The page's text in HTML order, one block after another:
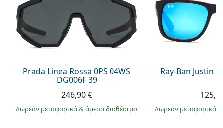
Prada Linea Rossa 0PS 04WS
DG006F 39
246,90 €
Δωρεάν μεταφορικά& άμεσα διαθέσιμο
Ray-Ban Justin
Δωρεάν μεταφορικά